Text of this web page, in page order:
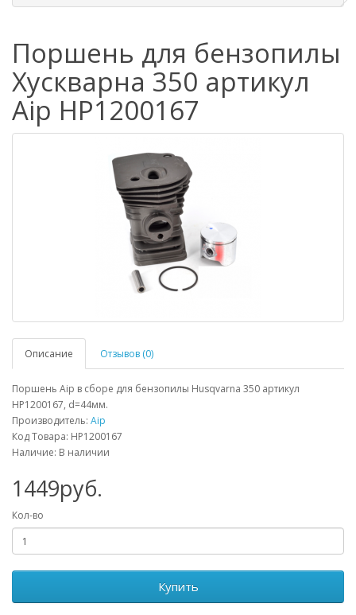
Поршень для бензопилы
Хускварна 350 артикул
Aip HP1200167
Описание Отзывов (0)
Поршень Aip в сборе для бензопилы Husqvarna 350 артикул
HP1200167, d=44мм.
Производитель: Aip
Код Товара: HP1200167
Наличие: В наличии
1449руб.
Кол-во
Купить